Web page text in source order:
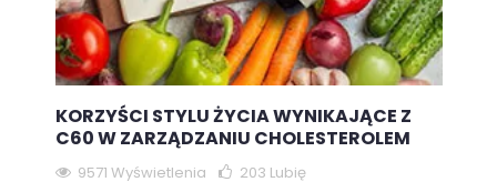
KORZYŚCI STYLU ŻYCIA WYNIKAJĄCE Z
C60 W ZARZĄDZANIU CHOLESTEROLEM
9571 Wyświetlenia 203 Lubię